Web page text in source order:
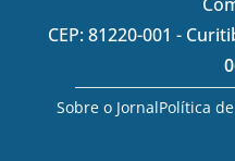
CEP: 81220-001 -
Sobre o JornalPolítica